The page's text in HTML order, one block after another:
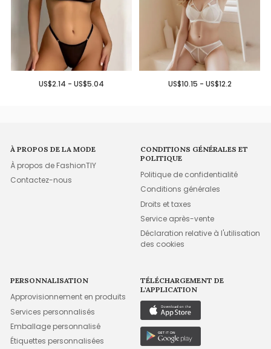
US$2.14 - US$5.04 US$10.15 - US$12.2
À PROPOS DE LA MODE
À propos de FashionTIY
Contactez-nous
CONDITIONS GÉNÉRALES ET
POLITIQUE
Politique de confidentialité
Conditions générales
Droits et taxes
Service après-vente
Déclaration relative à l'utilisation
des cookies
PERSONNALISATION
Approvisionnement en produits
Services personnalisés
Emballage personnalisé
Étiquettes personnalisées
TÉLÉCHARGEMENT DE
L'APPLICATION